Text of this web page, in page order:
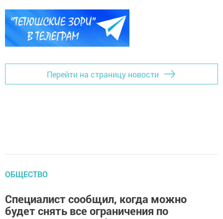
Перейти на страницу новости
ОБЩЕСТВО
Специалист сообщил, когда можно
будет снять все ограничения по